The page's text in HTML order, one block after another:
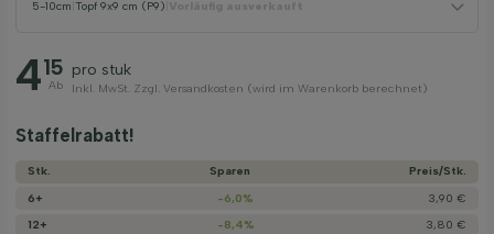
5-10cm Topf 9x9 cm (P9)
415
Ab
pro stuk
Inkl. MwSt. Zzgl. Versandkosten (wird im Warenkorb berechnet)
Staffelrabatt!
Stk. Sparen
Preis/­Stk.
6+
-6,0%
3,90 €
12+
-8,4%
3,80 €